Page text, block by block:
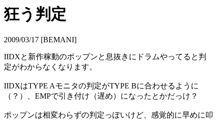
狂う判定
2009/03/17 [BEMANI]
IIDXと新作稼動のポップンと息抜きにドラムやってると判
定がわからなくなります。
IIDXはTYPE Aモニタの判定がTYPE Bに合わせるように
（？）、EMPで引き付け（遅め）になったとかだっけ？
ポップンは相変わらずの判定っぽいけど、感覚的に早めに叩